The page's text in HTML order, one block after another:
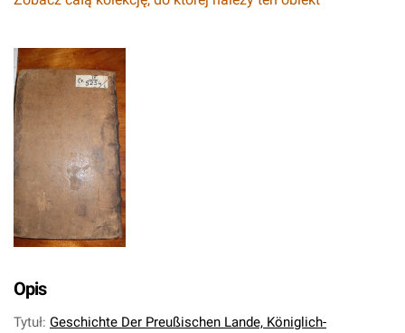
Opis
Tytuł: Geschichte Der Preußischen Lande, Königlich-